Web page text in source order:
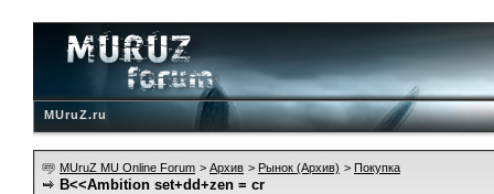
MUruZ.ru
MUruZ MU Online Forum > Архив > Рынок (Архив) > Покупка
B<<Ambition set+dd+zen = cr